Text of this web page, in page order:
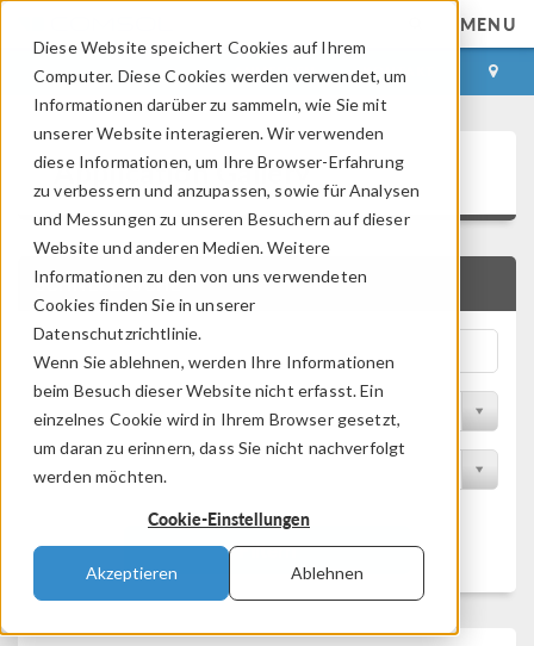
Diese Website speichert Cookies auf Ihrem
Computer. Diese Cookies werden verwendet, um
Informationen darüber zu sammeln, wie Sie mit
unserer Website interagieren. Wir verwenden
diese Informationen, um Ihre Browser-Erfahrung
zu verbessern und anzupassen, sowie für Analysen
und Messungen zu unseren Besuchern auf dieser
Website und anderen Medien. Weitere
Informationen zu den von uns verwendeten
Cookies finden Sie in unserer
Datenschutzrichtlinie.
Wenn Sie ablehnen, werden Ihre Informationen
beim Besuch dieser Website nicht erfasst. Ein
einzelnes Cookie wird in Ihrem Browser gesetzt,
um daran zu erinnern, dass Sie nicht nachverfolgt
werden möchten.
Cookie-Einstellungen
Akzeptieren Ablehnen
MENU
ANMELDEN KONTAKT
Application Gallery
SCHNELLSUCHE
Nach Themenbereich filtern
Nach Produkt filtern
Filtern